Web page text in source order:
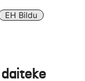
EH Bildu